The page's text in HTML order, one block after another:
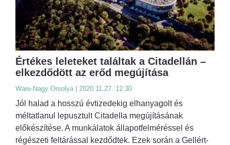
Értékes leleteket találtak a Citadellán –
elkezdődött az erőd megújítása
Ware-Nagy Orsolya | 2020.11.27. 12:30
Jól halad a hosszú évtizedekig elhanyagolt és
méltatlanul lepusztult Citadella megújításának
előkészítése. A munkálatok állapotfelméréssel és
régészeti feltárással kezdődtek. Ezek során a Gellért-